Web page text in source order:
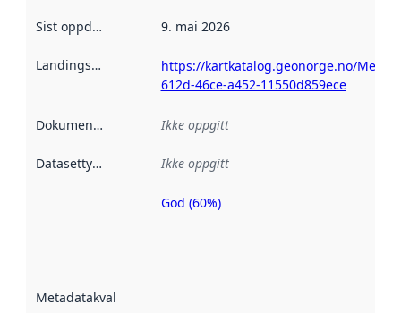
Sist oppdatert 9. mai 2026
Landingsside
https://kartkatalog.geonorge.no/
612d-46ce-a452-11550d859ece
Dokumentasjon Ikke oppgitt
Datasettype Ikke oppgitt
Metadatakvalitet
Metadatakvalitet
God (60%)